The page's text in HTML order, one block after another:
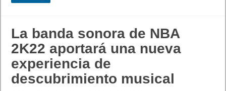
La banda sonora de NBA
2K22 aportará una nueva
experiencia de
descubrimiento musical